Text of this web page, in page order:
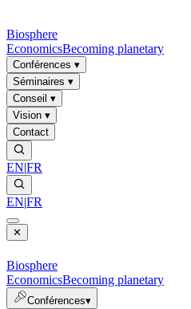
Biosphere
EconomicsBecoming planetary
Conférences ▾
Séminaires ▾
Conseil ▾
Vision ▾
Contact
EN|FR
EN|FR
✕
Biosphere
EconomicsBecoming planetary
Conférences▾